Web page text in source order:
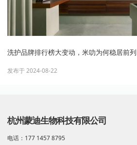
洗护品牌排行榜大变动，米叻为何稳居前列
发布于 2024-08-22
杭州蒙迪生物科技有限公司
电话：177 1457 8795